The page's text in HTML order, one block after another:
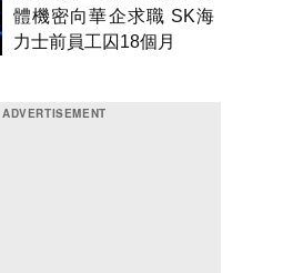
體機密向華企求職 SK海
力士前員工囚18個月